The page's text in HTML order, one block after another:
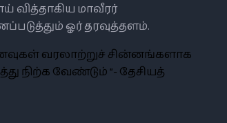
வித்தாகிய மாவீரர்
ஓர் தரவுத்தளம்.
வரலாற்றுச் சின்னங்களாக
நிற்க வேண்டும் ”- தேசியத்